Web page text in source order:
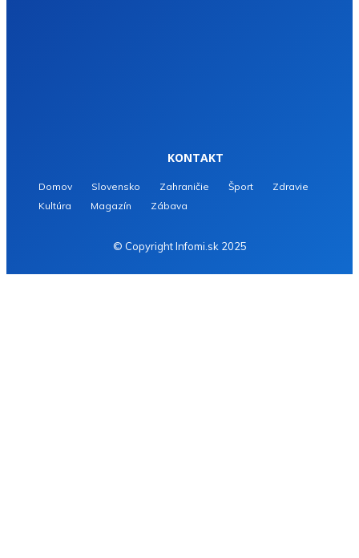
KONTAKT
Domov Slovensko Zahraničie Šport
Zdravie
Kultúra
Magazín Zábava
© Copyright Infomi.sk 2025